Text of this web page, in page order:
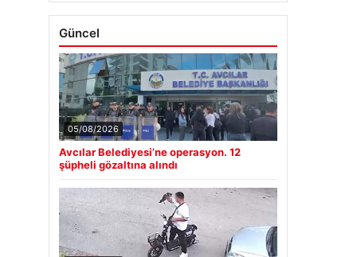
Güncel
05/08/2026
Avcılar Belediyesi’ne operasyon. 12
şüpheli gözaltına alındı